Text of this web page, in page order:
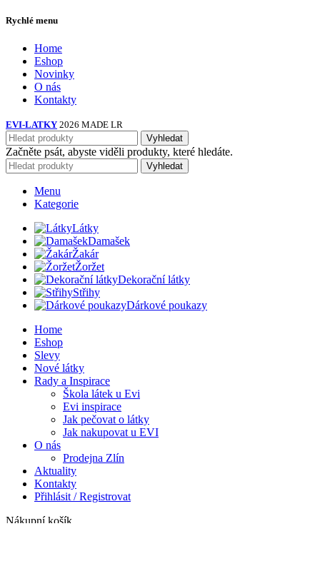
Rychlé menu
Home
Eshop
Novinky
O nás
Kontakty
EVI-LATKY 2026 MADE LR
Vyhledat
Začněte psát, abyste viděli produkty, které hledáte.
Vyhledat
Menu
Kategorie
Látky
Damašek
Žakár
Žoržet
Dekorační látky
Střihy
Dárkové poukazy
Home
Eshop
Slevy
Nové látky
Rady a Inspirace
Škola látek u Evi
Evi inspirace
Jak pečovat o látky
Jak nakupovat u EVI
O nás
Prodejna Zlín
Aktuality
Kontakty
Přihlásit / Registrovat
Nákupní košík